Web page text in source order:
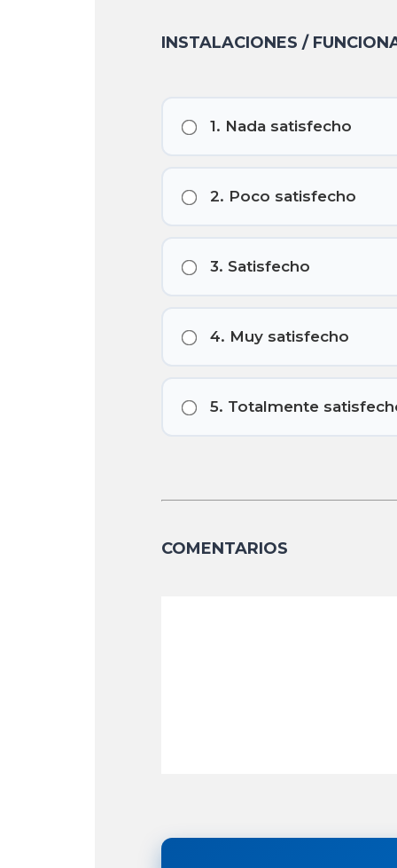
INSTALACIONES /
1. Nada satisfecho
2. Poco satisfecho
3. Satisfecho
4. Muy satisfecho
5. Totalmente
COMENTARIOS